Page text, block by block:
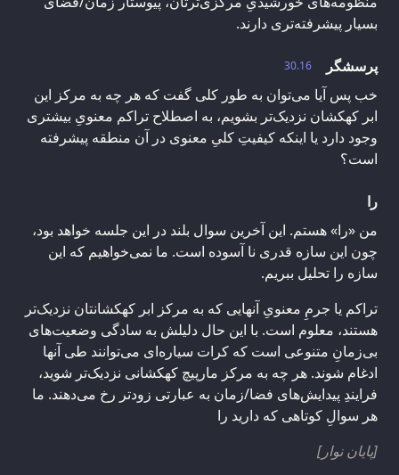
بسیار پیشرفته‌تری دارند.
30.16
پرسشگر
خب پس آیا می‌توان به طور کلی گفت که هر چه به مرکز این
ابر کهکشان نزدیک‌تر بشویم، به اصطلاح تراکم معنویِ بیشتری
وجود دارد یا اینکه کیفیتِ کلیِ معنوی در آن منطقه پیشرفته
است؟
را
من «را» هستم. این آخرین سوال بلند در این جلسه خواهد بود،
چون این سازه قدری نا آسوده است. ما نمی‌خواهیم که این
سازه را تحلیل ببریم.
تراکم یا جرمِ معنویِ آنهایی که به مرکز ابر کهکشانتان نزدیک‌تر
هستند، معلوم است. با این حال دلیلش به سادگی وضعیت‌های
بی‌زمانِ متنوعی است که کرات سیاره‌ای می‌توانند طی‌ آنها
ادغام شوند. هر چه به مرکز مارپیچ کهکشانی نزدیک‌تر شوید،
فرایندِ پیدایش‌های فضا/زمان به عبارتی زودتر رخ می‌دهند. ما
هر سوالِ کوتاهی که دارید را
[پایان نوار]